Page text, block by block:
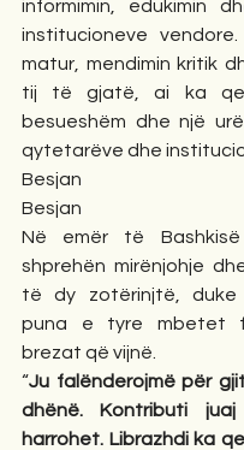
informimin, edukimin
institucioneve
matur, mendimin kritik
tij të gjatë, ai ka
besueshëm dhe një
qytetarëve dhe
Besjan
Besjan
Në emër të
shprehën mirënjohje
të dy zotërinjtë, duke
puna e tyre mbetet
brezat që vijnë.
“Ju falënderojmë për
dhënë. Kontributi
harrohet. Librazhdi ka